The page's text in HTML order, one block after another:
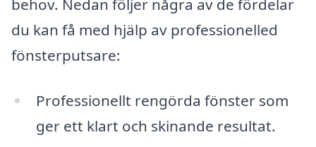
behov. Nedan följer några av de fördelar
du kan få med hjälp av professionelled
fönsterputsare:
Professionellt rengörda fönster som
ger ett klart och skinande resultat.